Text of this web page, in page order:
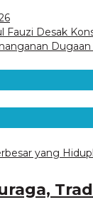
Fauzi Desak